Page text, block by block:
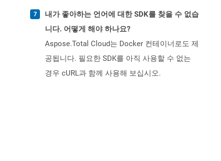
내가 좋아하는 언어에 대한 SDK를 찾을 수 없습
니다. 어떻게 해야 하나요?
Aspose.Total Cloud는 Docker 컨테이너로도 제
공됩니다. 필요한 SDK를 아직 사용할 수 없는
경우 cURL과 함께 사용해 보십시오.